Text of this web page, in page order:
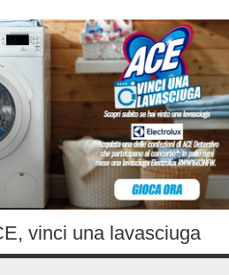
vinci una lavasciuga